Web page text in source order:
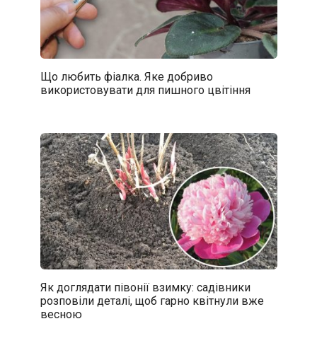
Що любить фіалка. Яке добриво
використовувати для пишного цвітіння
Як доглядати півонії взимку: садівники
розповіли деталі, щоб гарно квітнули вже
весною